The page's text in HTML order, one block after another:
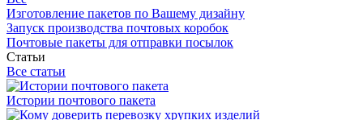
Изготовление пакетов по Вашему дизайну
Запуск производства почтовых коробок
Почтовые пакеты для отправки посылок
Статьи
Все статьи
Истории почтового пакета